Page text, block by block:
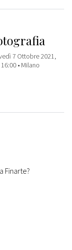
7 Ottobre 2021,
• Milano
Finarte?